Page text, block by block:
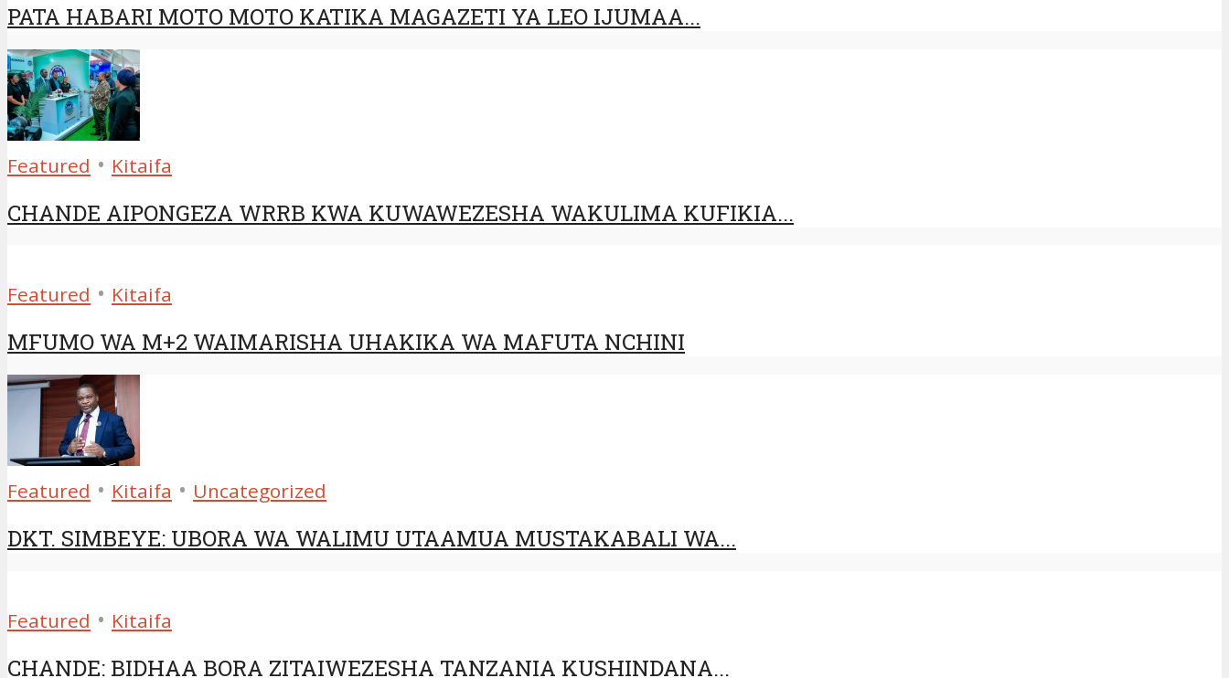
PATA HABARI MOTO MOTO KATIKA MAGAZETI YA LEO IJUMAA...
Featured • Kitaifa
CHANDE AIPONGEZA WRRB KWA KUWAWEZESHA WAKULIMA KUFIKIA...
Featured • Kitaifa
MFUMO WA M+2 WAIMARISHA UHAKIKA WA MAFUTA NCHINI
Featured • Kitaifa • Uncategorized
DKT. SIMBEYE: UBORA WA WALIMU UTAAMUA MUSTAKABALI WA...
Featured • Kitaifa
CHANDE: BIDHAA BORA ZITAIWEZESHA TANZANIA KUSHINDANA...